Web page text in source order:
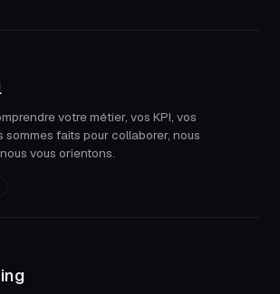
votre métier, vos KPI, vos
sommes faits pour collaborer, nous
vous orientons.